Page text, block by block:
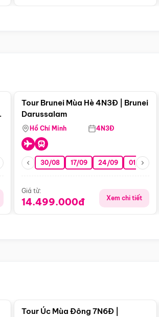
Tour Brunei Mùa Hè 4N3Đ | Brunei
Darussalam
Hồ Chí Minh 4N3Đ
30/08 17/09 24/09 01/10
Giá từ:
14.499.000đ Xem chi tiết
Tour Úc Mùa Đông 7N6Đ |